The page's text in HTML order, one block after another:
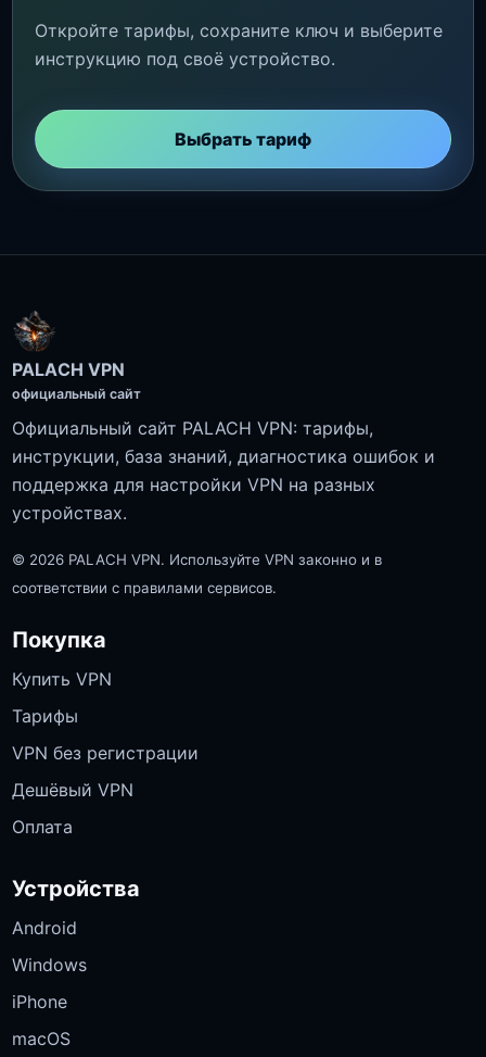
Откройте тарифы, сохраните ключ и выберите
инструкцию под своё устройство.
Выбрать тариф
PALACH VPN
официальный сайт
Официальный сайт PALACH VPN: тарифы,
инструкции, база знаний, диагностика ошибок и
поддержка для настройки VPN на разных
устройствах.
© 2026 PALACH VPN. Используйте VPN законно и в
соответствии с правилами сервисов.
Покупка
Купить VPN
Тарифы
VPN без регистрации
Дешёвый VPN
Оплата
Устройства
Android
Windows
iPhone
macOS